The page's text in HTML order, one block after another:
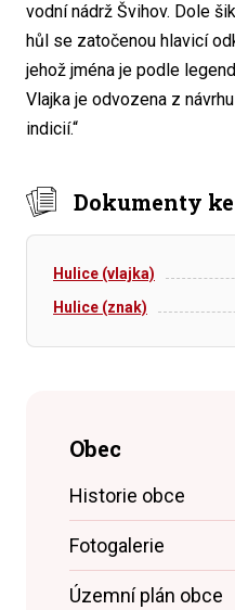
vodní nádrž Švihov. Dole
hůl se zatočenou hlavicí
jehož jména je podle
Vlajka je odvozena z
indicií.“
Dokumenty
Hulice (vlajka)
Hulice (znak)
Obec
Historie obce
Fotogalerie
Územní plán obce